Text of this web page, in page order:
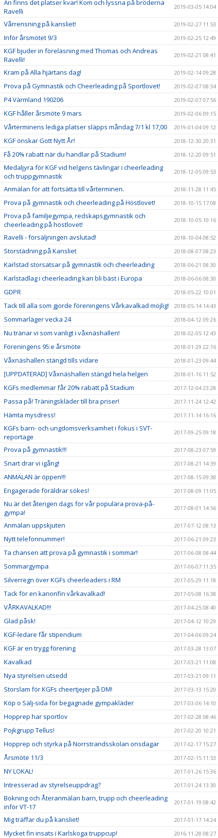
Än finns det platser kvar! Kom och lyssna på bröderna
Ravelli
2019-03-05 14:04
Vårrensning på kansliet! 2019-02-27 11:53
Inför årsmötet 9/3 2019-02-25 12:49
KGF bjuder in föreläsning med Thomas och Andreas
Ravelli!
2019-02-21 08:41
Kram på Alla hjärtans dag! 2019-02-14 09:28
Prova på Gymnastik och Cheerleading på Sportlovet! 2019-02-07 08:34
P4 Värmland 190206 2019-02-07 07:56
KGF håller årsmöte 9 mars 2019-02-06 09:15
Vårterminens lediga platser släpps måndag 7/1 kl 17,00 2019-01-04 09:12
KGF önskar Gott Nytt År! 2018-12-30 20:31
Få 20% rabatt när du handlar på Stadium! 2018-12-20 09:51
Medaljyra för KGF vid helgens tävlingar i cheerleading
och truppgymnastik
2018-12-05 09:53
Anmälan för att fortsätta till vårterminen. 2018-11-28 11:45
Prova på gymnastik och cheerleading på Höstlovet! 2018-10-15 17:08
Prova på familjegympa, redskapsgymnastik och
cheerleading på höstlovet!
2018-10-05 10:16
Ravelli - försäljningen avslutad! 2018-10-04 08:52
Storstädning på Kansliet 2018-08-07 08:23
Karlstad storsatsar på gymnastik och cheerleading 2018-06-21 08:30
Karlstadlag i cheerleading kan bli bäst i Europa 2018-06-06 08:30
GDPR 2018-05-22 10:01
Tack till alla som gjorde föreningens Vårkavalkad möjlig! 2018-05-14 14:43
Sommarläger vecka 24 2018-04-12 09:26
Nu tränar vi som vanligt i våxnäshallen! 2018-02-05 12:43
Föreningens 95:e årsmöte 2018-01-29 22:16
Våxnäshallen stängd tills vidare 2018-01-23 09:44
[UPPDATERAD] Våxnäshallen stängd hela helgen 2018-01-16 11:52
KGFs medlemmar får 20% rabatt på Stadium 2017-12-04 23:28
Passa på! Träningskläder till bra priser! 2017-11-24 12:42
Hämta mysdress! 2017-11-14 16:16
KGFs barn- och ungdomsverksamhet i fokus i SVT-
reportage
2017-09-25 09:18
Prova på gymnastik!!! 2017-08-23 07:59
Snart drar vi igång! 2017-08-21 14:39
ANMÄLAN är öppen!!! 2017-08-15 09:38
Engagerade föräldrar sökes! 2017-08-09 11:05
Nu är det återigen dags för vår populära prova-på-
gympa!
2017-08-01 14:56
Anmälan uppskjuten 2017-07-12 08:13
Nytt telefonnummer! 2017-06-21 09:23
Ta chansen att prova på gymnastik i sommar! 2017-06-08 08:44
Sommargympa 2017-06-07 11:35
Silverregn över KGFs cheerleaders i RM 2017-05-29 11:18
Tack för en kanonfin vårkavalkad! 2017-05-08 16:38
VÅRKAVALKAD!!! 2017-04-25 08:40
Glad påsk! 2017-04-12 10:29
KGF-ledare får stipendium 2017-04-06 09:24
KGF är en trygg förening 2017-03-28 13:07
Kavalkad 2017-03-21 11:08
Nya styrelsen utsedd 2017-03-21 09:11
Storslam för KGFs cheertjejer på DM! 2017-03-13 15:20
Köp o Sälj-sida för begagnade gympakläder 2017-03-06 14:10
Hopprep har sportlov 2017-02-28 08:46
Pojkgrupp Tellus! 2017-02-20 10:21
Hopprep och styrka på Norrstrandsskolan onsdagar 2017-02-17 15:27
Årsmöte 11/3 2017-02-15 11:53
NY LOKAL! 2017-01-26 15:36
Intresserad av styrelseuppdrag? 2017-01-24 13:30
Bokning och Återanmälan barn, trupp och cheerleading
inför VT-17
2017-01-19 08:42
Mig träffar du på kansliet! 2017-01-17 14:24
Mycket fin insats i Karlskoga truppcup! 2016-11-28 08:27